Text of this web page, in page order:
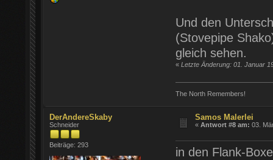
Und den
(Stovepipe
gleich sehen.
« Letzte Änderung: 01. Januar
The North Remembers!
DerAndereSkaby
Schneider
Beiträge: 293
Samos Malerlei
«Antwort #8 am: 03.
in den Flank-